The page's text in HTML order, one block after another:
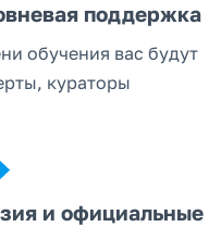
поддержка
обучения вас будут
кураторы
и официальные